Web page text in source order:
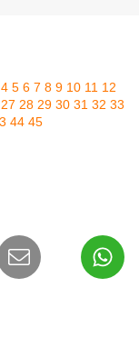
4 5 6 7 8 9 10 11 12
27 28 29 30 31 32 33
44 45